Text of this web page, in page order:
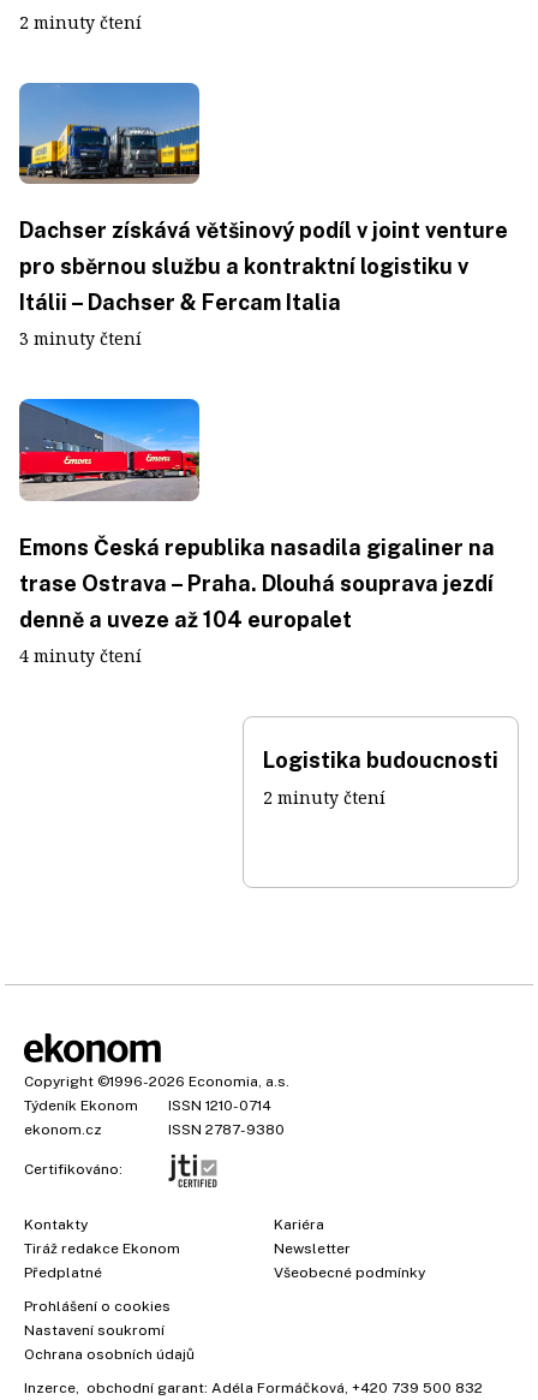
2 minuty čtení
Dachser získává většinový podíl v joint venture
pro sběrnou službu a kontraktní logistiku v
Itálii – Dachser & Fercam Italia
3 minuty čtení
Emons Česká republika nasadila gigaliner na
trase Ostrava – Praha. Dlouhá souprava jezdí
denně a uveze až 104 europalet
4 minuty čtení
Logistika budoucnosti
2 minuty čtení
Copyright ©1996-2026 Economia, a.s.
Týdeník Ekonom
ISSN 1210-0714
ekonom.cz
ISSN 2787-9380
Certifikováno:
Kontakty
Tiráž redakce Ekonom
Předplatné
Kariéra
Newsletter
Všeobecné podmínky
Prohlášení o cookies
Nastavení soukromí
Ochrana osobních údajů
Inzerce , obchodní garant: Adéla Formáčková +420 739 500 832